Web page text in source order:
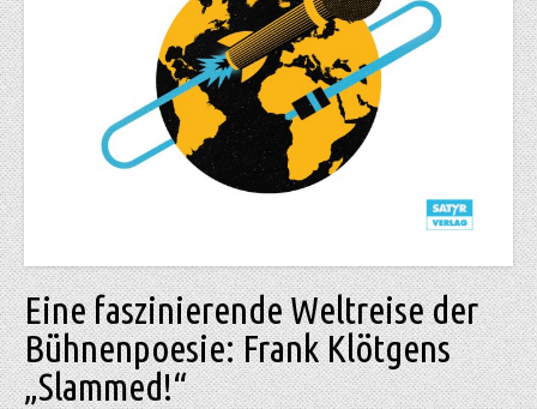
Eine faszinierende Weltreise der
Bühnenpoesie: Frank Klötgens
„Slammed!“